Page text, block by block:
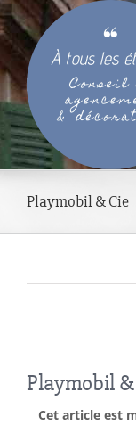
Passer
au
contenu
Playmobil & Cie
Playmobil
Cet article est